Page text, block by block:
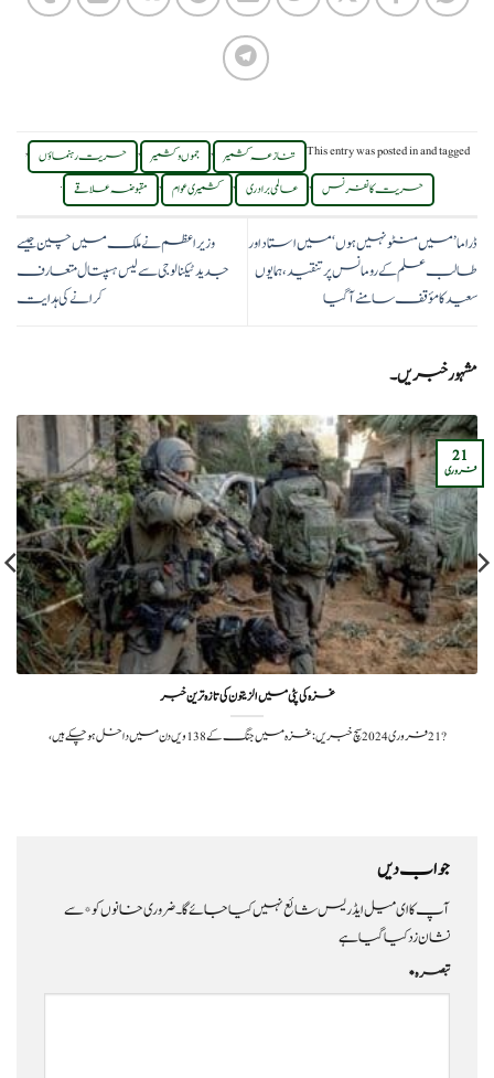
This entry was posted inand tagged تنازعہ کشمیر , جموں وکشمیر , حریت رہنماؤں ,
حریت کانفرنس , عالمی برادری , کشمیری عوام , مقبوضہ علاقے .
ڈراما ’میں منٹو نہیں ہوں‘ میں استاد اور
طالب علم کے رومانس پر تنقید، ہمایوں
سعید کا مؤقف سامنے آگیا
وزیراعظم نے ملک میں چین جیسے
جدید ٹیکنالوجی سے لیس ہسپتال متعارف
کرانے کی ہدایت
مشہور خبریں۔
غزہ کی پٹی میں الزیتون کی تازہ ترین خبر
?️ 21 فروری 2024سچ خبریں:غزہ میں جنگ کے 138ویں دن میں داخل ہو چکے ہیں،
21
فروری
جواب دیں
آپ کا ای میل ایڈریس شائع نہیں کیا جائے گا۔ضروری خانوں کو*سے
نشان زد کیا گیا ہے
تبصرہ*